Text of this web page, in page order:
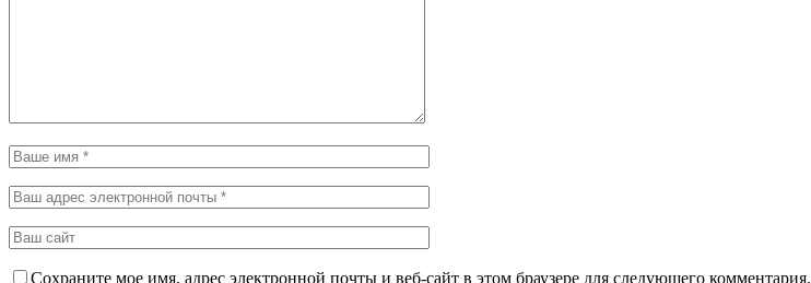
Сохраните мое имя, адрес электронной почты и веб-сайт в этом браузере для следующего комментария.